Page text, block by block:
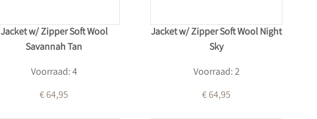
Jacket w/ Zipper Soft Wool
Savannah Tan
Voorraad: 4
€ 64,95
Jacket w/ Zipper Soft Wool Night
Sky
Voorraad: 2
€ 64,95